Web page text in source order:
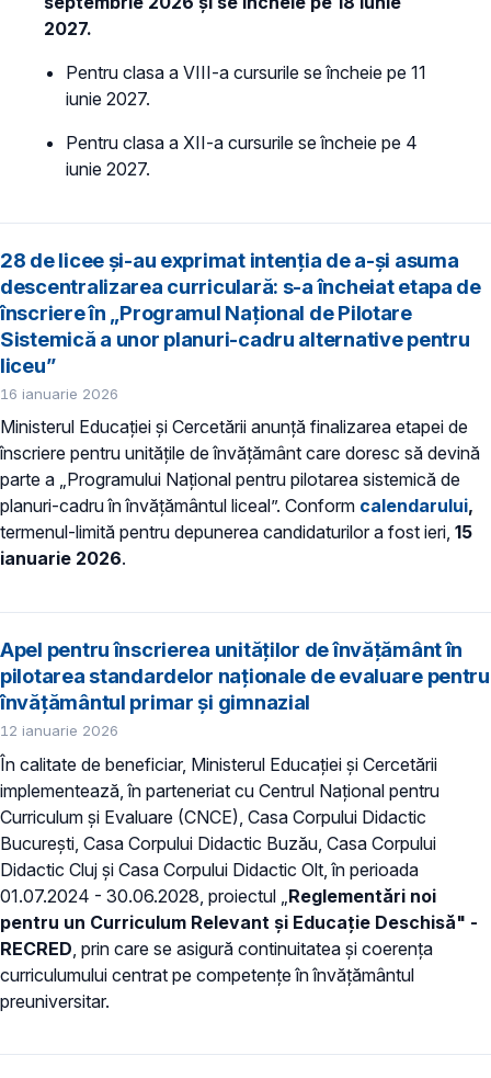
2027.
Pentru clasa a VIII-a cursurile se încheie pe 11
iunie 2027.
Pentru clasa a XII-a cursurile se încheie pe 4
iunie 2027.
28 de licee și-au exprimat intenția de a-și asuma
descentralizarea curriculară: s-a încheiat etapa de
înscriere în „Programul Național de Pilotare
Sistemică a unor planuri-cadru alternative pentru
liceu”
16 ianuarie 2026
Ministerul Educației și Cercetării anunță finalizarea etapei de
înscriere pentru unitățile de învățământ care doresc să devină
parte a „Programului Național pentru pilotarea sistemică de
planuri-cadru în învățământul liceal”. Conform calendarului,
termenul-limită pentru depunerea candidaturilor a fost ieri, 15
ianuarie 2026.
Apel pentru înscrierea unităților de învățământ în
pilotarea standardelor naționale de evaluare pentru
învățământul primar și gimnazial
12 ianuarie 2026
În calitate de beneficiar, Ministerul Educației și Cercetării
implementează, în parteneriat cu Centrul Național pentru
Curriculum și Evaluare (CNCE), Casa Corpului Didactic
București, Casa Corpului Didactic Buzău, Casa Corpului
Didactic Cluj și Casa Corpului Didactic Olt, în perioada
01.07.2024 - 30.06.2028, proiectul „ Reglementări noi
pentru un Curriculum Relevant și Educație Deschisă" -
RECRED , prin care se asigură continuitatea și coerența
curriculumului centrat pe competențe în învățământul
preuniversitar.